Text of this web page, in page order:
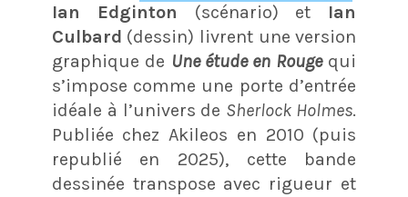
Ian Edginton (scénario) et Ian
Culbard (dessin) livrent une version
graphique de Une étude en Rougequi
s’impose comme une porte d’entrée
idéale à l’univers de Sherlock Holmes.
Publiée chez Akileos en 2010 (puis
republié en 2025), cette bande
dessinée transpose avec rigueur et